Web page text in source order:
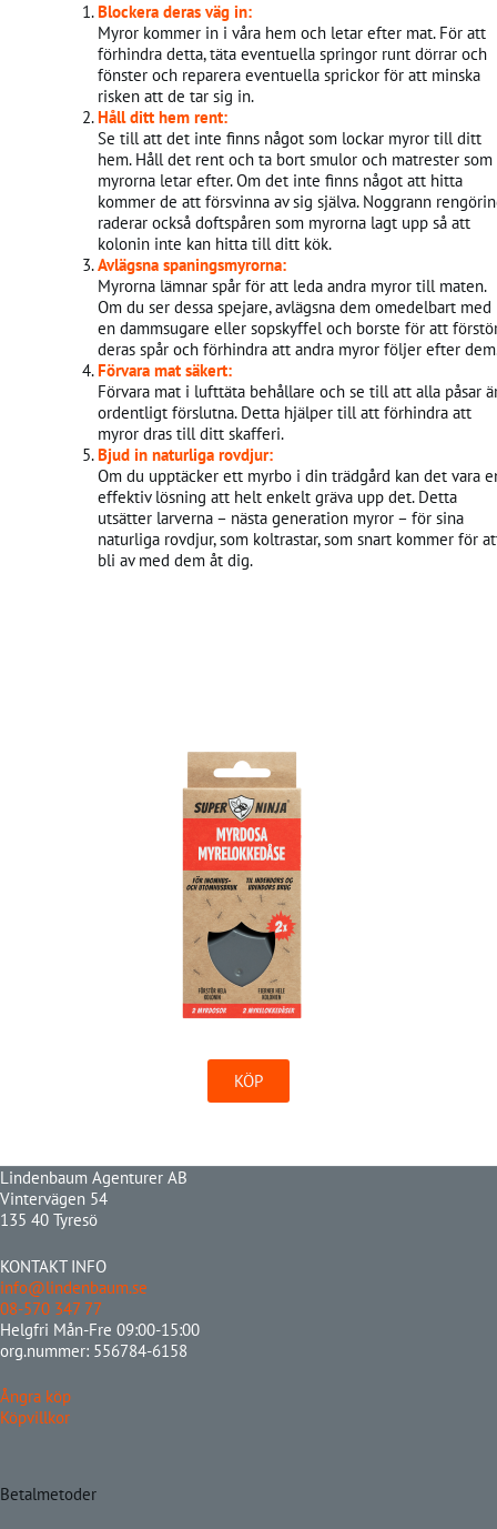
Blockera deras väg in:
Myror kommer in i våra hem och letar efter mat. För att
förhindra detta, täta eventuella springor runt dörrar och
fönster och reparera eventuella sprickor för att minska
risken att de tar sig in.
Håll ditt hem rent:
Se till att det inte finns något som lockar myror till ditt
hem. Håll det rent och ta bort smulor och matrester som
myrorna letar efter. Om det inte finns något att hitta
kommer de att försvinna av sig själva. Noggrann
raderar också doftspåren som myrorna lagt upp så att
kolonin inte kan hitta till ditt kök.
Avlägsna spaningsmyrorna:
Myrorna lämnar spår för att leda andra myror till maten.
Om du ser dessa spejare, avlägsna dem omedelbart med
en dammsugare eller sopskyffel och borste för att
deras spår och förhindra att andra myror följer efter
Förvara mat säkert:
Förvara mat i lufttäta behållare och se till att alla påsar
ordentligt förslutna. Detta hjälper till att förhindra att
myror dras till ditt skafferi.
Bjud in naturliga rovdjur:
Om du upptäcker ett myrbo i din trädgård kan det vara
effektiv lösning att helt enkelt gräva upp det. Detta
utsätter larverna – nästa generation myror – för sina
naturliga rovdjur, som koltrastar, som snart kommer för
bli av med dem åt dig.
KÖP
Lindenbaum Agenturer AB
Vintervägen 54
135 40 Tyresö
KONTAKT INFO
info@lindenbaum.se
08-570 347 77
Helgfri Mån-Fre 09:00-15:00
org.nummer: 556784-6158
Ångra köp
Köpvillkor
Betalmetoder